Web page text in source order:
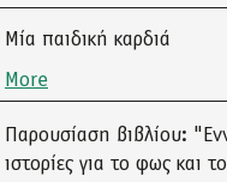
Μία παιδική καρδιά
More
Παρουσίαση βιβλίου:
ιστορίες για το φως και